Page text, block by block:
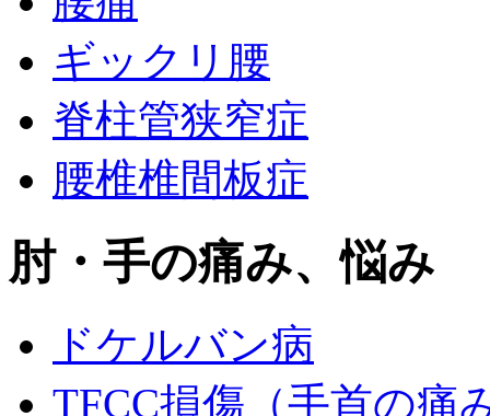
ギックリ腰
脊柱管狭窄症
腰椎椎間板症
肘・手の痛み、悩み
ドケルバン病
TFCC損傷（手首の痛